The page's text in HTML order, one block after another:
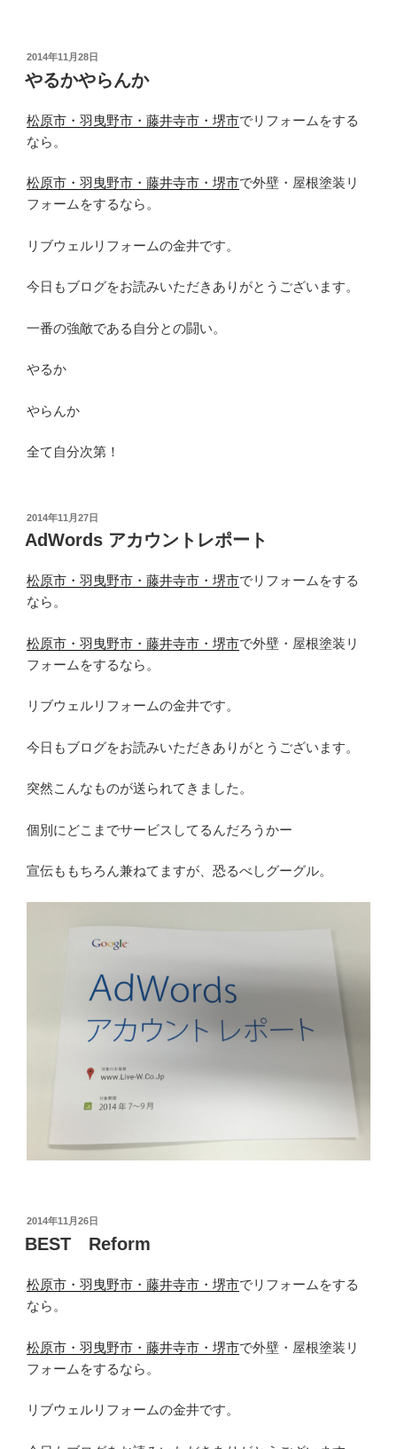
投
稿
日:
2014年11月28日
やるかやらんか
松原市・羽曳野市・藤井寺市・堺市でリフォームをする
なら。
松原市・羽曳野市・藤井寺市・堺市で外壁・屋根塗装リ
フォームをするなら。
リブウェルリフォームの金井です。
今日もブログをお読みいただきありがとうございます。
一番の強敵である自分との闘い。
やるか
やらんか
全て自分次第！
投
稿
日:
2014年11月27日
AdWords アカウントレポート
松原市・羽曳野市・藤井寺市・堺市でリフォームをする
なら。
松原市・羽曳野市・藤井寺市・堺市で外壁・屋根塗装リ
フォームをするなら。
リブウェルリフォームの金井です。
今日もブログをお読みいただきありがとうございます。
突然こんなものが送られてきました。
個別にどこまでサービスしてるんだろうかー
宣伝ももちろん兼ねてますが、恐るべしグーグル。
投
稿
日:
2014年11月26日
BEST Reform
松原市・羽曳野市・藤井寺市・堺市でリフォームをする
なら。
松原市・羽曳野市・藤井寺市・堺市で外壁・屋根塗装リ
フォームをするなら。
リブウェルリフォームの金井です。